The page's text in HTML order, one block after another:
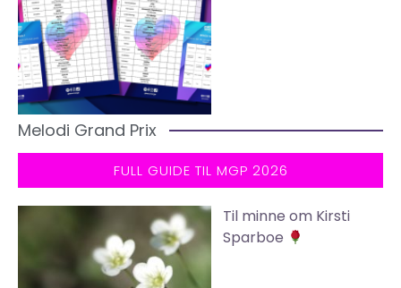
Melodi Grand Prix
FULL GUIDE TIL MGP 2026
Til minne om Kirsti
Sparboe